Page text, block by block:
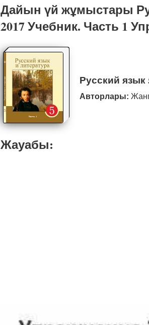
Дайын үй жұмыстары
2017 Учебник. Часть 1
Русский
Авторлары:
Жауабы: